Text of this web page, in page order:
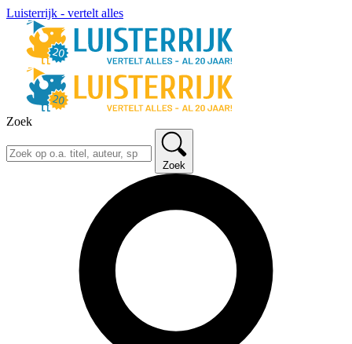
Luisterrijk - vertelt alles
Zoek
Zoek